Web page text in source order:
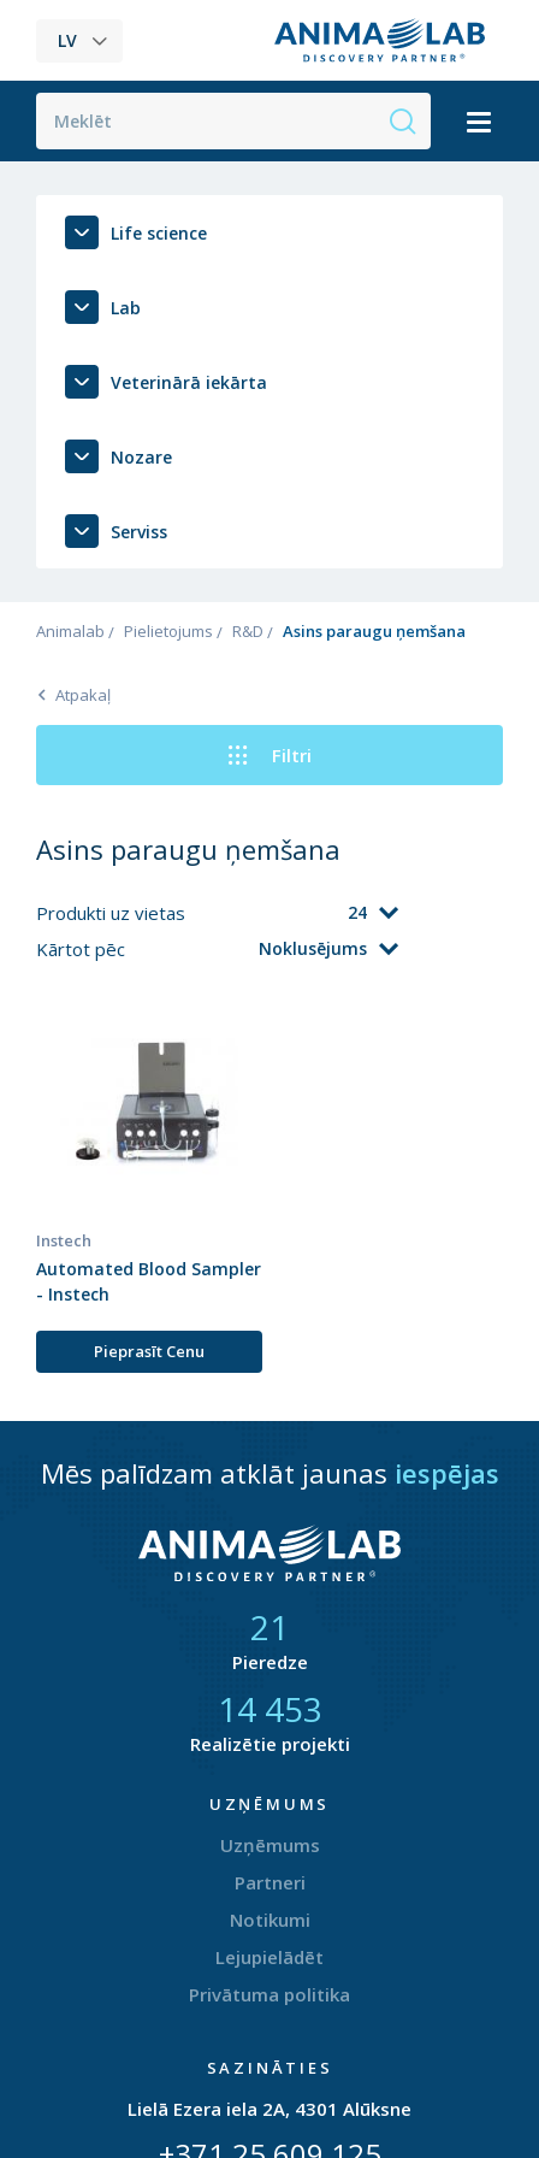
LV
Life science
Lab
Veterinārā iekārta
Nozare
Serviss
Animalab Pielietojums R&D Asins paraugu ņemšana
Atpakaļ
Filtri
Asins paraugu ņemšana
Produkti uz vietas 24
Kārtot pēc Noklusējums
Instech
Automated Blood Sampler
- Instech
Pieprasīt Cenu
Mēs palīdzam atklāt jaunas iespējas
21
Pieredze
14 703
Realizētie projekti
UZŅĒMUMS
Uzņēmums
Partneri
Notikumi
Lejupielādēt
Privātuma politika
SAZINĀTIES
Lielā Ezera iela 2A, 4301 Alūksne